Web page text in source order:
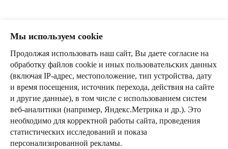
Реквизиты
Выписка из единого реестра объектов классификации в сфере
туристской индустрии
Номер реестровой записи в Едином реестре объектов
классификации С212025000682
Выписка из реестра мед. лицензий
Политика обработки персональных данных
Правила посещения Водного комплекса
Мы используем cookie
Продолжая использовать наш сайт, Вы даете согласие на
обработку файлов cookie и иных пользовательских данных
(включая IP-адрес, местоположение, тип устройства, дату
и время посещения, источник перехода, действия на сайте
и другие данные), в том числе с использованием систем
веб-аналитики (например, Яндекс.Метрика и др.). Это
необходимо для корректной работы сайта, проведения
статистических исследований и показа
персонализированной рекламы.
voljanka_tur@list.ru
8 800 250-80-40
Консультации по размещению